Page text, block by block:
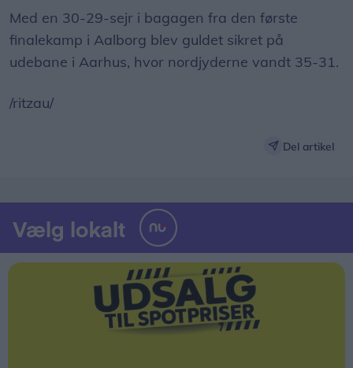
Med en 30-29-sejr i bagagen fra den første
finalekamp i Aalborg blev guldet sikret på
udebane i Aarhus, hvor nordjyderne vandt 35-31.
/ritzau/
Del artikel